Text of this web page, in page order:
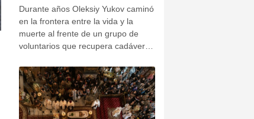
Durante años Oleksiy Yukov caminó
en la frontera entre la vida y la
muerte al frente de un grupo de
voluntarios que recupera cadáveres
frente de Ucrania.